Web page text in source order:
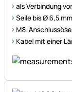
als Verbindung
Seile bis Ø 6,5
M8-
Kabel mit einer